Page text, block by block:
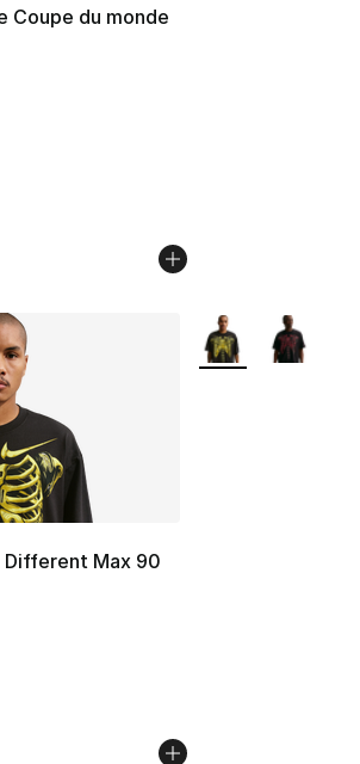
Coupe du monde
Le prix est passé de $40.00 à
Max 90
Plus de couleurs